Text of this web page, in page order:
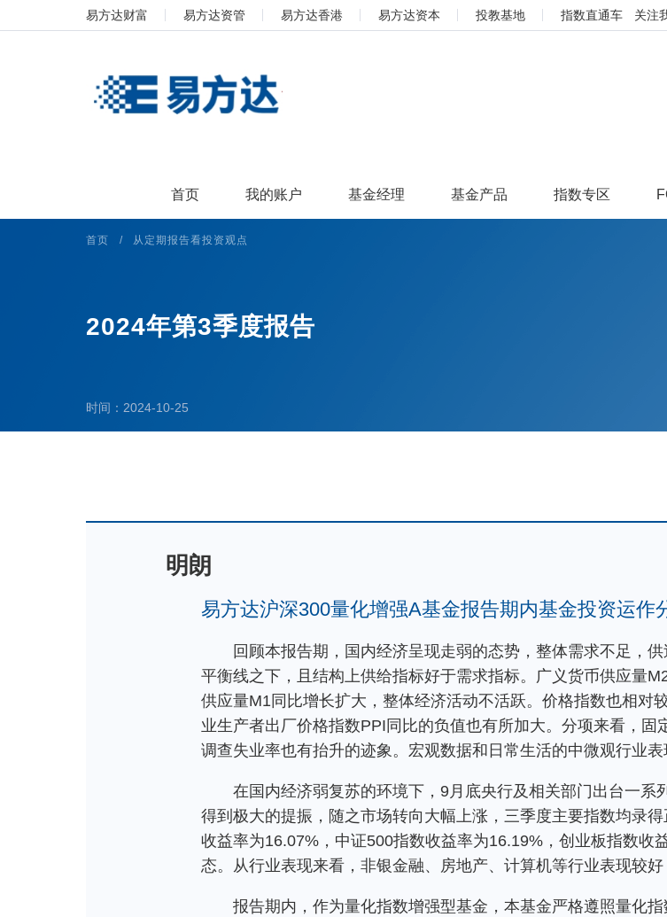
易方达财富 易方达资管 易方达香港 易方达资本 投教基地 指数直通车 关注
首页 我的账户 基金经理 基金产品 指数专区
首页 / 从定期报告看投资观点
2024年第3季度报告
时间：2024-10-25
明朗
易方达沪深300量化增强A基金报告期内基金投资运作
回顾本报告期，国内经济呈现走弱的态势，整体需求不足，
平衡线之下，且结构上供给指标好于需求指标。广义货币供应量
供应量M1同比增长扩大，整体经济活动不活跃。价格指数也相对
业生产者出厂价格指数PPI同比的负值也有所加大。分项来看，
调查失业率也有抬升的迹象。宏观数据和日常生活的中微观行业表
在国内经济弱复苏的环境下，9月底央行及相关部门出台一
得到极大的提振，随之市场转向大幅上涨，三季度主要指数均录
收益率为16.07%，中证500指数收益率为16.19%，创业板指数收
态。从行业表现来看，非银金融、房地产、计算机等行业表现较
报告期内，作为量化指数增强型基金，本基金严格遵照量化